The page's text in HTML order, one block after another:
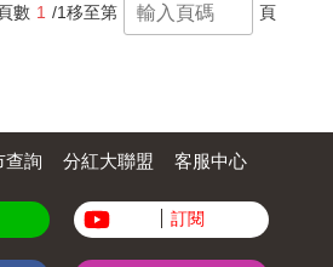
數 1 /1移至第 頁
查詢 分紅大聯盟 客服中心
訂閱